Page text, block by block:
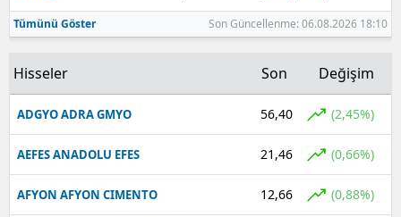
Tümünü Göster Son Güncellenme: 06.08.2026 18:10
Hisseler Son Değişim
ADGYO ADRA GMYO 56,40 (2,45%)
AEFES ANADOLU EFES 21,46 (0,66%)
AFYON AFYON CIMENTO 12,66 (0,88%)